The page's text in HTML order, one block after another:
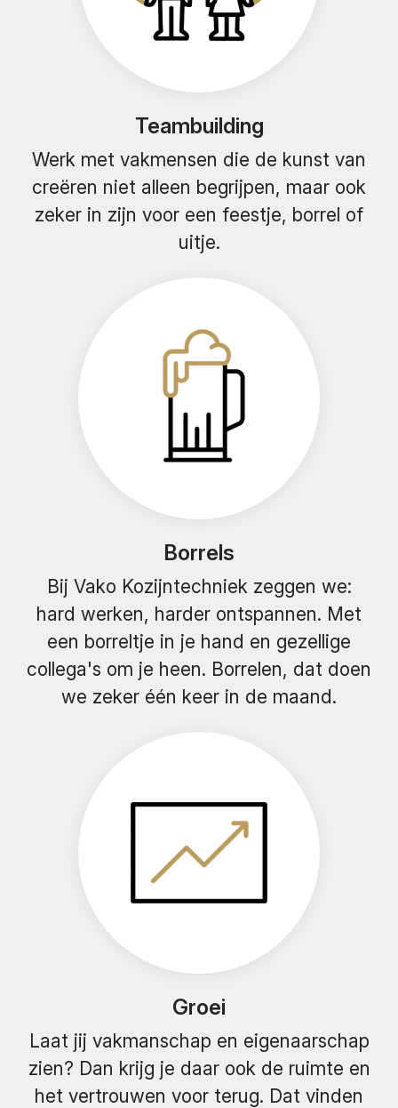
Teambuilding
Werk met vakmensen die de kunst van
creëren niet alleen begrijpen, maar ook
zeker in zijn voor een feestje, borrel of
uitje.
Borrels
Bij Vako Kozijntechniek zeggen we:
hard werken, harder ontspannen. Met
een borreltje in je hand en gezellige
collega's om je heen. Borrelen, dat doen
we zeker één keer in de maand.
Groei
Laat jij vakmanschap en eigenaarschap
zien? Dan krijg je daar ook de ruimte en
het vertrouwen voor terug. Dat vinden